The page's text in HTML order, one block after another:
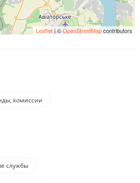
Leaflet| ©OpenStreetMapcontributors
комиссии
службы